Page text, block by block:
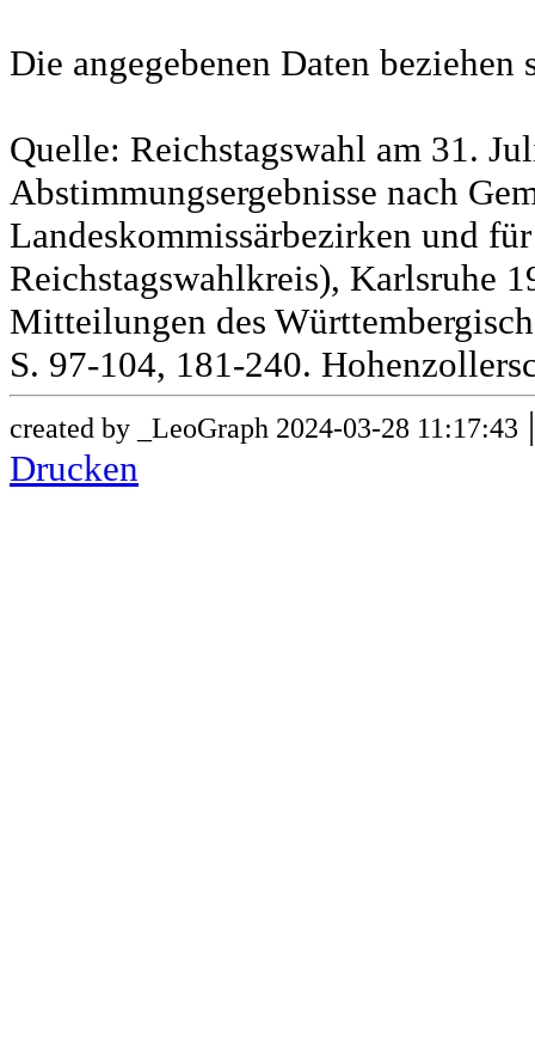
Die angegebenen Daten
Quelle: Reichstagswahl am 31.
Abstimmungsergebnisse nach
Landeskommissärbezirken und
Reichstagswahlkreis), Karlsruhe
Mitteilungen des
S. 97-104, 181-240.
created by _LeoGraph 2024-03-28 11:17:43
Drucken